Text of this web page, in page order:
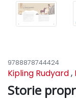
9788878744424
Kipling Rudyard,
Storie